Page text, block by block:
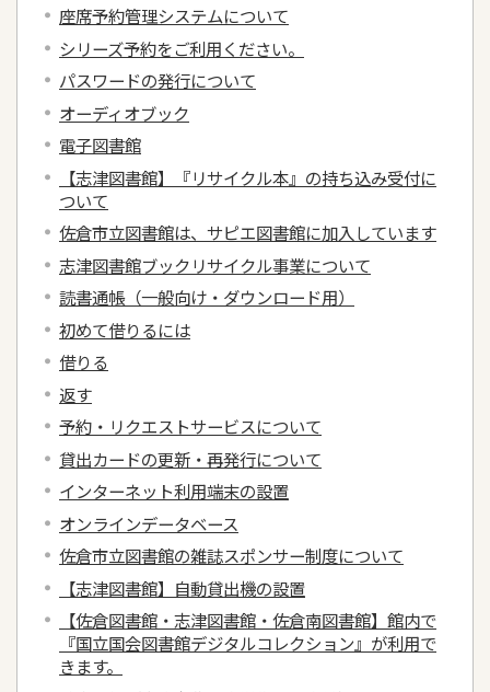
座席予約管理システムについて
シリーズ予約をご利用ください。
パスワードの発行について
オーディオブック
電子図書館
【志津図書館】『リサイクル本』の持ち込み受付に
ついて
佐倉市立図書館は、サピエ図書館に加入しています
志津図書館ブックリサイクル事業について
読書通帳（一般向け・ダウンロード用）
初めて借りるには
借りる
返す
予約・リクエストサービスについて
貸出カードの更新・再発行について
インターネット利用端末の設置
オンラインデータベース
佐倉市立図書館の雑誌スポンサー制度について
【志津図書館】自動貸出機の設置
【佐倉図書館・志津図書館・佐倉南図書館】館内で
『国立国会図書館デジタルコレクション』が利用で
きます。